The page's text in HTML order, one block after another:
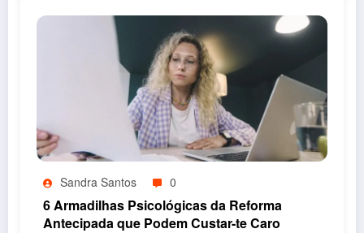
Sandra Santos 0
6 Armadilhas Psicológicas da Reforma
Antecipada que Podem Custar-te Caro